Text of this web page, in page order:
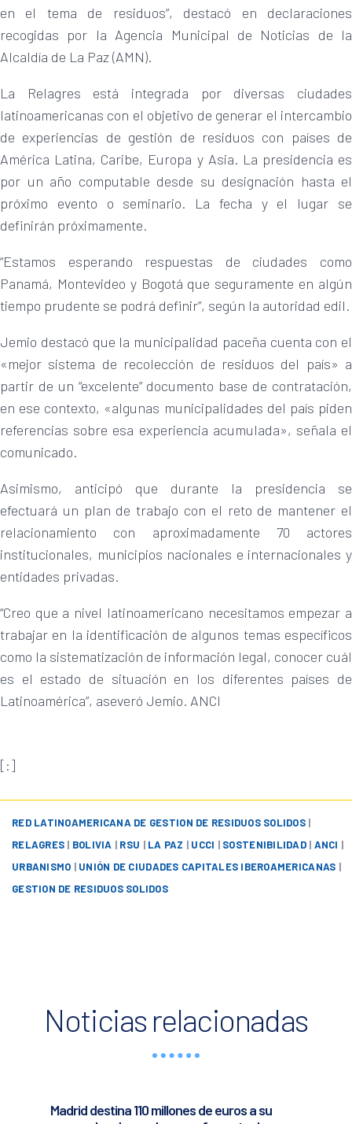
en el tema de residuos”, destacó en declaraciones
recogidas por la Agencia Municipal de Noticias de la
Alcaldía de La Paz (AMN).
La Relagres está integrada por diversas ciudades
latinoamericanas con el objetivo de generar el intercambio
de experiencias de gestión de residuos con países de
América Latina, Caribe, Europa y Asia. La presidencia es
por un año computable desde su designación hasta el
próximo evento o seminario. La fecha y el lugar se
definirán próximamente.
“Estamos esperando respuestas de ciudades como
Panamá, Montevideo y Bogotá que seguramente en algún
tiempo prudente se podrá definir”, según la autoridad edil.
Jemio destacó que la municipalidad paceña cuenta con el
«mejor sistema de recolección de residuos del país» a
partir de un “excelente” documento base de contratación,
en ese contexto, «algunas municipalidades del país piden
referencias sobre esa experiencia acumulada», señala el
comunicado.
Asimismo, anticipó que durante la presidencia se
efectuará un plan de trabajo con el reto de mantener el
relacionamiento con aproximadamente 70 actores
institucionales, municipios nacionales e internacionales y
entidades privadas.
“Creo que a nivel latinoamericano necesitamos empezar a
trabajar en la identificación de algunos temas específicos
como la sistematización de información legal, conocer cuál
es el estado de situación en los diferentes países de
Latinoamérica”, aseveró Jemio. ANCI
[:]
RED LATINOAMERICANA DE GESTION DE RESIDUOS SOLIDOS |
RELAGRES | BOLIVIA | RSU | LA PAZ | UCCI | SOSTENIBILIDAD| ANCI |
URBANISMO | UNIÓN DE CIUDADES CAPITALES IBEROAMERICANAS |
GESTION DE RESIDUOS SOLIDOS
Noticias relacionadas
Madrid destina 110 millones de euros a su